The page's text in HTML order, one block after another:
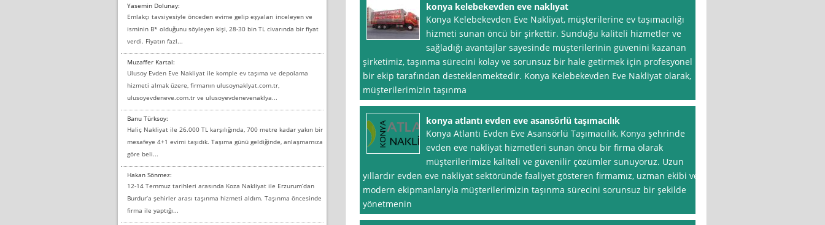
konya kelebekevden eve naklıyat
Konya Kelebekevden Eve Nakliyat, müşterilerine ev taşımacılığı
hizmeti sunan öncü bir şirkettir. Sunduğu kaliteli hizmetler ve
sağladığı avantajlar sayesinde müşterilerinin güvenini kazanan
şirketimiz, taşınma sürecini kolay ve sorunsuz bir hale getirmek için profesyonel
bir ekip tarafından desteklenmektedir. Konya Kelebekevden Eve Nakliyat olarak,
müşterilerimizin taşınma
konya atlantı evden eve asansörlü taşımacılık
Konya Atlantı Evden Eve Asansörlü Taşımacılık, Konya şehrinde
evden eve nakliyat hizmetleri sunan öncü bir firma olarak
müşterilerimize kaliteli ve güvenilir çözümler sunuyoruz. Uzun
yıllardır evden eve nakliyat sektöründe faaliyet gösteren firmamız, uzman ekibi ve
modern ekipmanlarıyla müşterilerimizin taşınma sürecini sorunsuz bir şekilde
yönetmenin
Yasemin Dolunay:
Emlakçı tavsiyesiyle önceden evime gelip eşyaları inceleyen ve
isminin B* olduğunu söyleyen kişi, 28-30 bin TL civarında bir fiyat
verdi. Fiyatın fazl...
Muzaffer Kartal:
Ulusoy Evden Eve Nakliyat ile komple ev taşıma ve depolama
hizmeti almak üzere, firmanın ulusoynaklyat.com.tr,
ulusoyevdeneve.com.tr ve ulusoyevdenevenaklya...
Banu Türksoy:
Haliç Nakliyat ile 26.000 TL karşılığında, 700 metre kadar yakın bir
mesafeye 4+1 evimi taşıdık. Taşıma günü geldiğinde, anlaşmamıza
göre beli...
Hakan Sönmez:
12-14 Temmuz tarihleri arasında Koza Nakliyat ile Erzurum’dan
Burdur’a şehirler arası taşınma hizmeti aldım. Taşınma öncesinde
firma ile yaptığı...